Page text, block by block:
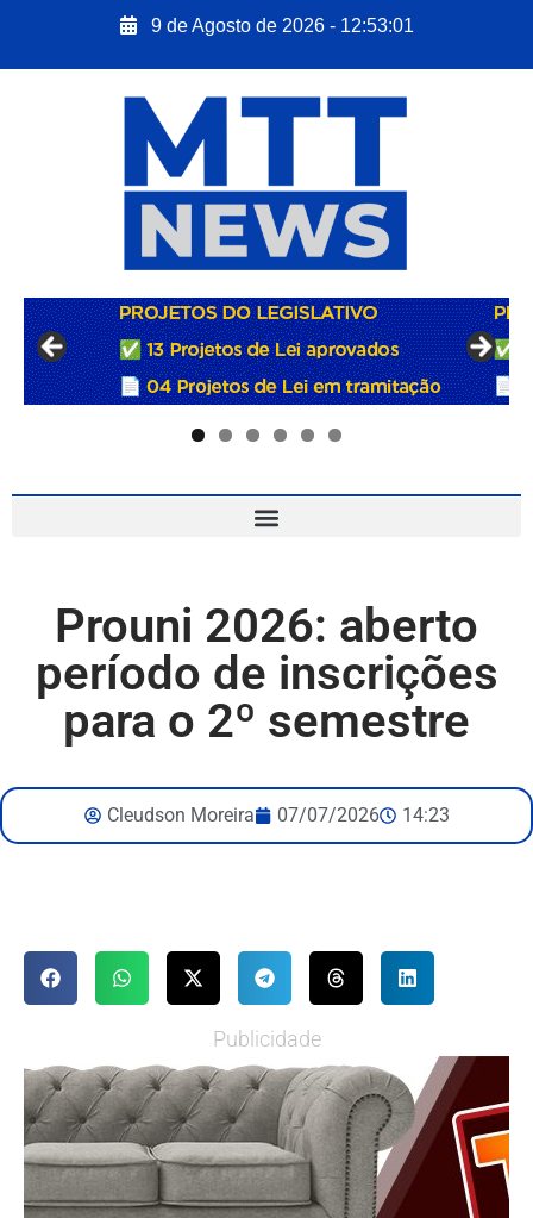
9 de Agosto de 2026 - 12:53:02
Prouni 2026: aberto
período de inscrições
para o 2º semestre
Cleudson Moreira 07/07/2026 14:23
Publicidade